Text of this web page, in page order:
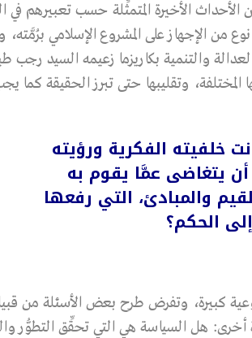
الأحداث الأخيرة المتمثِّلة حسب تعبيرهم في
من الإجهاز على المشروع الإسلامي برُمَّته،
والتنمية بكاريزما زعيمه السيد رجب
وتقليبها حتى تبرز الحقيقة كما
الفكرية ورؤيته
يتغاضى عمَّا يقوم به
والمبادئ، التي رفعها
الحكم؟
كبيرة، وتفرض طرح بعض الأسئلة من
أخرى: هل السياسة هي التي تحقِّق التطوُّر